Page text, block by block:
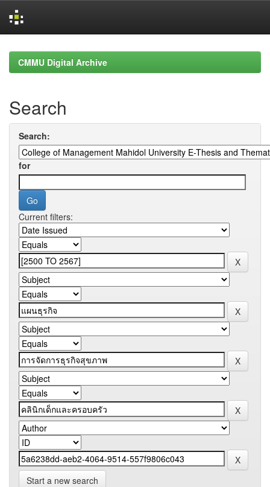
navigationCMMU Digital Archive
Search
Search:
for
Current filters:
Start a new search